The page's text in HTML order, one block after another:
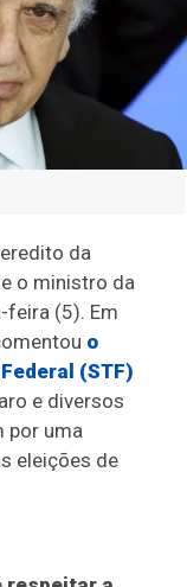
da
o ministro da
feira (5). Em
o
(STF)
e diversos
por uma
eleições de